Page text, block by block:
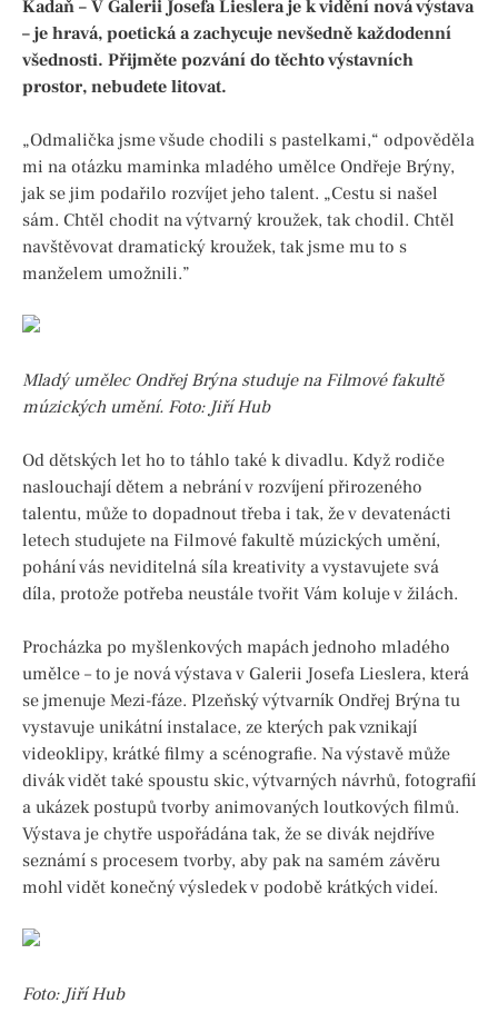
Kadaň – V Galerii Josefa Lieslera je k vidění nová výstava
– je hravá, poetická a zachycuje nevšedně každodenní
všednosti. Přijměte pozvání do těchto výstavních
prostor, nebudete litovat.
„Odmalička jsme všude chodili s pastelkami,“ odpověděla
mi na otázku maminka mladého umělce Ondřeje Brýny,
jak se jim podařilo rozvíjet jeho talent. „Cestu si našel
sám. Chtěl chodit na výtvarný kroužek, tak chodil. Chtěl
navštěvovat dramatický kroužek, tak jsme mu to s
manželem umožnili.”
Mladý umělec Ondřej Brýna studuje na Filmové fakultě
múzických umění. Foto: Jiří Hub
Od dětských let ho to táhlo také k divadlu. Když rodiče
naslouchají dětem a nebrání v rozvíjení přirozeného
talentu, může to dopadnout třeba i tak, že v devatenácti
letech studujete na Filmové fakultě múzických umění,
pohání vás neviditelná síla kreativity a vystavujete svá
díla, protože potřeba neustále tvořit Vám koluje v žilách.
Procházka po myšlenkových mapách jednoho mladého
umělce – to je nová výstava v Galerii Josefa Lieslera, která
se jmenuje Mezi-fáze. Plzeňský výtvarník Ondřej Brýna tu
vystavuje unikátní instalace, ze kterých pak vznikají
videoklipy, krátké filmy a scénografie. Na výstavě může
divák vidět také spoustu skic, výtvarných návrhů, fotografií
a ukázek postupů tvorby animovaných loutkových filmů.
Výstava je chytře uspořádána tak, že se divák nejdříve
seznámí s procesem tvorby, aby pak na samém závěru
mohl vidět konečný výsledek v podobě krátkých videí.
Foto: Jiří Hub